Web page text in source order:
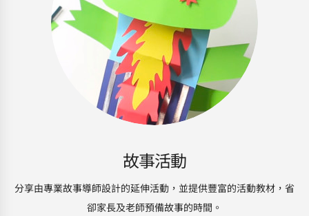
故事活動
分享由專業故事導師設計的延伸活動，並提供豐富的活動教材，省
卻家長及老師預備故事的時間。